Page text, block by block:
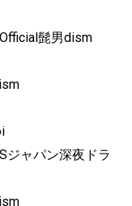
髭男dism
ジャパン深夜ドラ